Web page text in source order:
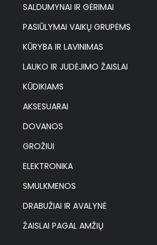
SALDUMYNAI IR GĖRIMAI
PASIŪLYMAI VAIKŲ GRUPĖMS
KŪRYBA IR LAVINIMAS
LAUKO IR JUDĖJIMO ŽAISLAI
KŪDIKIAMS
AKSESUARAI
DOVANOS
GROŽIUI
ELEKTRONIKA
SMULKMENOS
DRABUŽIAI IR AVALYNĖ
ŽAISLAI PAGAL AMŽIŲ